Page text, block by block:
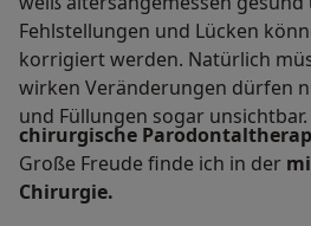
Fehlstellungen und Lücken
korrigiert werden. Natürlich
wirken Veränderungen dürfen
und Füllungen sogar unsichtbar.
chirurgische
Große Freude finde ich in der
Chirurgie.